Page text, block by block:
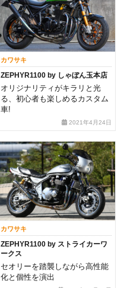
カワサキ
ZEPHYR1100 by しゃぼん玉本店
オリジナリティがキラリと光
る、初心者も楽しめるカスタム
車!
2021年4月24日
カワサキ
ZEPHYR1100 by ストライカーワ
ークス
セオリーを踏襲しながら高性能
化と個性を演出